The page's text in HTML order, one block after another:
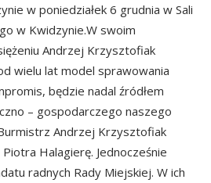
w poniedziałek 6 grudnia w Sali
w Kwidzynie.W swoim
Andrzej Krzysztofiak
wielu lat model sprawowania
będzie nadal źródłem
– gospodarczego naszego
Andrzej Krzysztofiak
Piotra Halagierę. Jednocześnie
radnych Rady Miejskiej. W ich